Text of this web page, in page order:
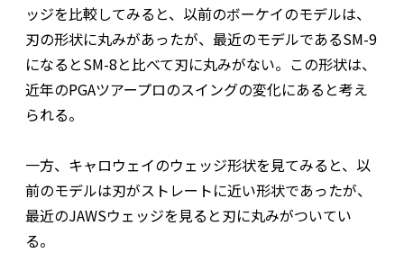
ッジを比較してみると、以前のボーケイのモデルは、
刃の形状に丸みがあったが、最近のモデルであるSM-9
になるとSM-8と比べて刃に丸みがない。この形状は、
近年のPGAツアープロのスイングの変化にあると考え
られる。
一方、キャロウェイのウェッジ形状を見てみると、以
前のモデルは刃がストレートに近い形状であったが、
最近のJAWSウェッジを見ると刃に丸みがついてい
る。